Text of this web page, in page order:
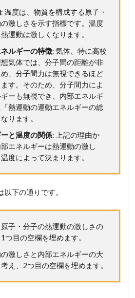
: 温度は、物質を構成する原子・
激しさを示す指標です。温度
運動は激しくなります。
ルギーの特徴: 気体、特に高校
気体では、分子間の距離が非
、分子間力は無視できるほど
す。そのため、分子間力によ
ーも無視でき、内部エネルギ
熱運動の運動エネルギーの総
ります。
と温度の関係: 上記の理由か
エネルギーは熱運動の激し
度によって決まります。
下の通りです。
子・分子の熱運動の激しさの
つ目の空欄を埋めます。
激しさと内部エネルギーの大
え、2つ目の空欄を埋めます。